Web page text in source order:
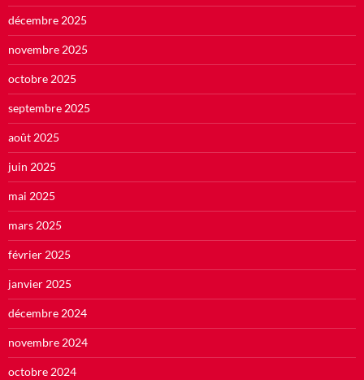
décembre 2025
novembre 2025
octobre 2025
septembre 2025
août 2025
juin 2025
mai 2025
mars 2025
février 2025
janvier 2025
décembre 2024
novembre 2024
octobre 2024